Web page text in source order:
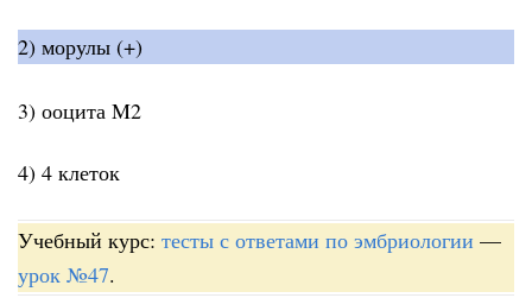
2) морулы (+)
3) ооцита M2
4) 4 клеток
Учебный курс: тесты с ответами по эмбриологии —
урок №47.